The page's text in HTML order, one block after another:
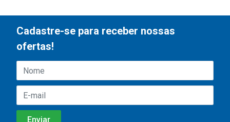
Cadastre-se para receber nossas
ofertas!